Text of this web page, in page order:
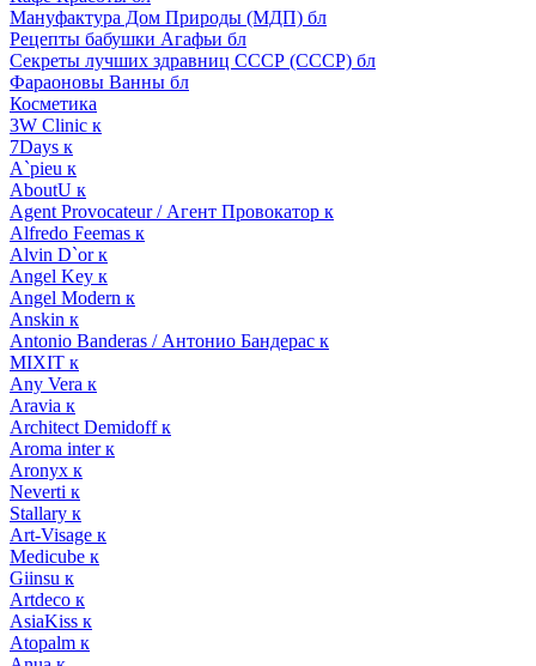
Мануфактура Дом Природы (МДП) бл
Рецепты бабушки Агафьи бл
Секреты лучших здравниц СССР (СССР) бл
Фараоновы Ванны бл
Косметика
3W Clinic к
7Days к
A`pieu к
AboutU к
Agent Provocateur / Агент Провокатор к
Alfredo Feemas к
Alvin D`or к
Angel Key к
Angel Modern к
Anskin к
Antonio Banderas / Антонио Бандерас к
MIXIT к
Any Vera к
Aravia к
Architect Demidoff к
Aroma inter к
Aronyx к
Neverti к
Stallary к
Art-Visage к
Medicube к
Giinsu к
Artdeco к
AsiaKiss к
Atopalm к